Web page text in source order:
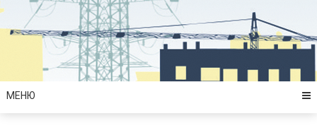
Перейти
содержимому
МЕНЮ